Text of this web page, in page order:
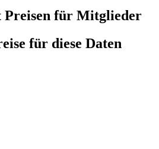
Preisen für Mitglieder
für diese Daten